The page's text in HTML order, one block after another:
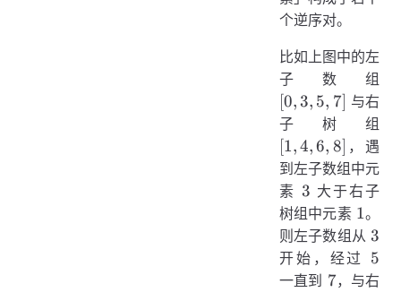
个逆序对。
比如上图中的左
子数组
[0,3, 5, 7] 与右
子树组
[1,4, 6, 8] ，遇
到左子数组中元
素 3
3 大于右子
树组中元素 1
1。
则左子数组从 3
3
开始，经过 5
5
一直到 7
7，与右